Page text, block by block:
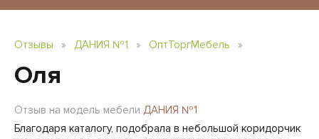
Отзывы » ДАНИЯ №1 » ОптТоргМебель »
Оля
Отзыв на модель мебели ДАНИЯ №1
Благодаря каталогу, подобрала в небольшой коридорчик